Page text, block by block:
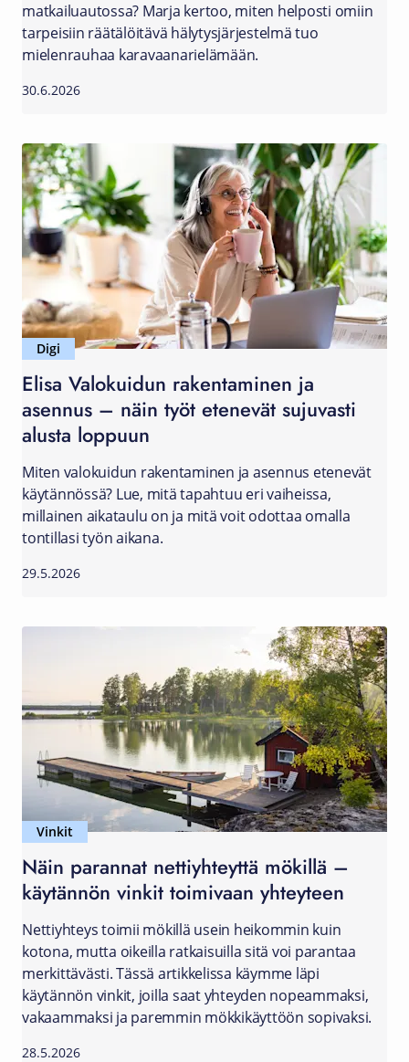
matkailuautossa? Marja kertoo, miten helposti omiin
tarpeisiin räätälöitävä hälytysjärjestelmä tuo
mielenrauhaa karavaanarielämään.
30.6.2026
Digi
Elisa Valokuidun rakentaminen ja
asennus – näin työt etenevät sujuvasti
alusta loppuun
Miten valokuidun rakentaminen ja asennus etenevät
käytännössä? Lue, mitä tapahtuu eri vaiheissa,
millainen aikataulu on ja mitä voit odottaa omalla
tontillasi työn aikana.
29.5.2026
Vinkit
Näin parannat nettiyhteyttä mökillä –
käytännön vinkit toimivaan yhteyteen
Nettiyhteys toimii mökillä usein heikommin kuin
kotona, mutta oikeilla ratkaisuilla sitä voi parantaa
merkittävästi. Tässä artikkelissa käymme läpi
käytännön vinkit, joilla saat yhteyden nopeammaksi,
vakaammaksi ja paremmin mökkikäyttöön sopivaksi.
28.5.2026